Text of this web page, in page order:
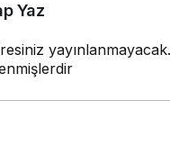
Yaz
yayınlanmayacak.